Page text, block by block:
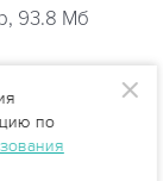
93.8 Мб
по